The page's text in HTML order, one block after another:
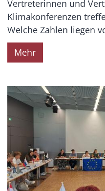
Vertreterinnen und
Klimakonferenzen
Welche Zahlen liegen
Mehr